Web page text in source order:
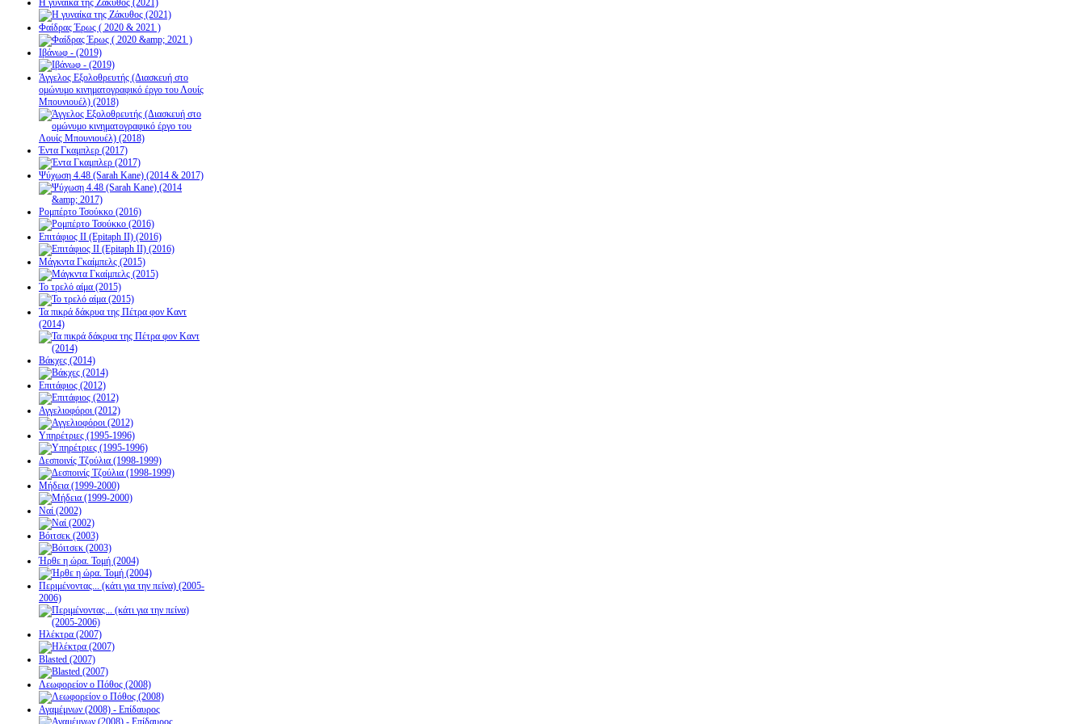
Η γυναίκα της Ζάκυθος (2021)
Φαίδρας Έρως ( 2020 & 2021 )
Ιβάνωφ - (2019)
Άγγελος Εξολοθρευτής (Διασκευή στο
ομώνυμο κινηματογραφικό έργο του Λουίς
Μπουνιουέλ) (2018)
Έντα Γκαμπλερ (2017)
Ψύχωση 4.48 (Sarah Kane) (2014 & 2017)
Ρομπέρτο Τσούκκο (2016)
Επιτάφιος ΙΙ (Epitaph II) (2016)
Μάγκντα Γκαίμπελς (2015)
Το τρελό αίμα (2015)
Τα πικρά δάκρυα της Πέτρα φον Καντ
(2014)
Βάκχες (2014)
Επιτάφιος (2012)
Αγγελιοφόροι (2012)
Υπηρέτριες (1995-1996)
Δεσποινίς Τζούλια (1998-1999)
Μήδεια (1999-2000)
Ναί (2002)
Βόιτσεκ (2003)
Ήρθε η ώρα. Τομή (2004)
Περιμένοντας... (κάτι για την πείνα) (2005-
2006)
Ηλέκτρα (2007)
Blasted (2007)
Λεωφορείον ο Πόθος (2008)
Αγαμέμνων (2008) - Επίδαυρος